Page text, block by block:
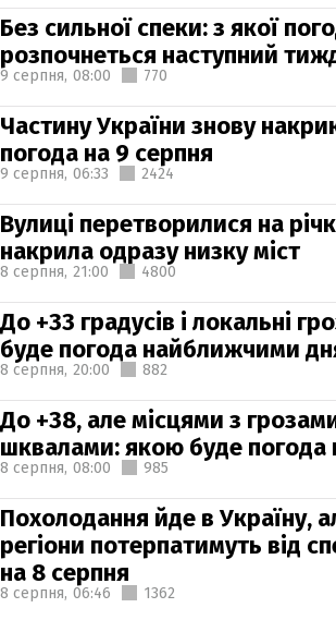
Без сильної спеки: з якої
розпочнеться наступний
9 серпня, 08:00 770
Частину України знову
погода на 9 серпня
9 серпня, 06:33 2424
Вулиці перетворилися на
накрила одразу низку міст
8 серпня, 21:00 4800
До +33 градусів і локальні
буде погода найближчими
8 серпня, 20:00 882
До +38, але місцями з
шквалами: якою буде погода
8 серпня, 08:00 985
Похолодання йде в Україну,
регіони потерпатимуть від
на 8 серпня
8 серпня, 06:46 1362